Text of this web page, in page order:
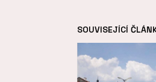
SOUVISEJÍCÍ